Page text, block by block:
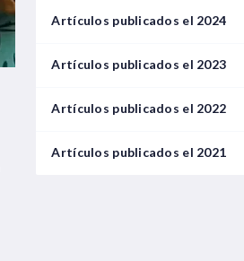
Enero
Artículos publicados el 2024
Enero
Artículos publicados el 2023
Enero
Artículos publicados el 2022
Enero
Artículos publicados el 2021